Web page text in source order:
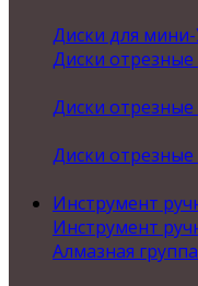
Диски для
Диски отрезные
Диски отрезные
Диски отрезные
Инструмент
Инструмент
Алмазная